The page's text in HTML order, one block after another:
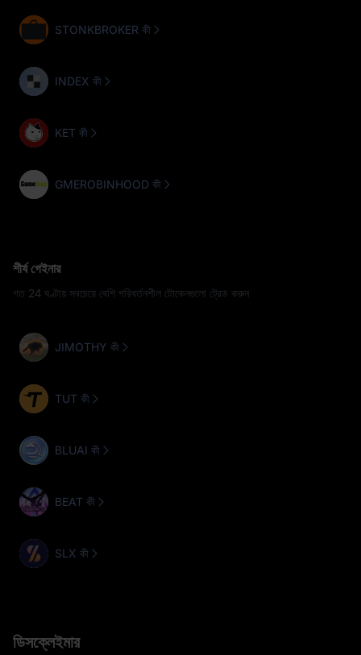
STONKBROKER কী
INDEX কী
KET কী
GMEROBINHOOD কী
শীর্ষ গেইনার
গত 24 ঘণ্টায় সবচেয়ে বেশি পরিবর্তনশীল টোকেনগুলো ট্রেড করুন
JIMOTHY কী
TUT কী
BLUAI কী
BEAT কী
SLX কী
ডিসক্লেইমার